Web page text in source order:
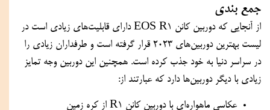
جمع بندی
زیادی با دیگر دوربین‌ها دارد که عبارتند از:
عکاسی ماهواره‌ای با دوربین کانن R1 از کره زمین